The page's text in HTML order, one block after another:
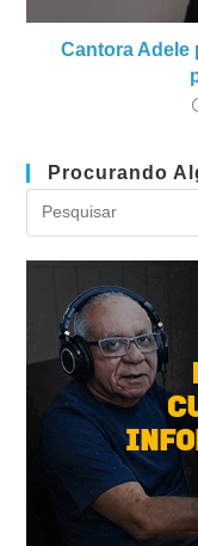
Cantora Adele
Procurando